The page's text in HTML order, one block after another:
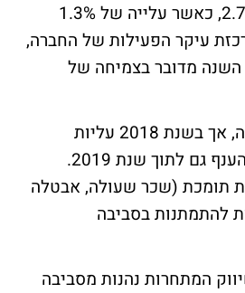
בישראל. ב-9 החודשים הראשונים של השנה שיעור הצמיחה הסתכם ב-2.7%, כאשר עלייה של 1.3%
עיקר הפעילות של החברה,
הראשונים של השנה מדובר בצמיחה של
אומנם בשנת 2017 המחירים בשוק מוצרי הצריכה החלו לזחול כלפי מעלה, אך בשנת 2018 עליות
המחירים היוו רבע משיעור הצמיחה בשנה זו והמגמה המשיכה ללוות את הענף גם לתוך שנת 2019.
תומכת (שכר שעולה, אבטלה
להתמתנות בסביבה
המתחרות נהנות מסביבה